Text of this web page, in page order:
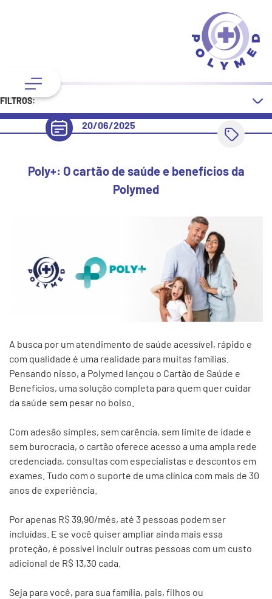
FILTROS:
20/06/2025
Poly+: O cartão de saúde e benefícios da
Polymed
A busca por um atendimento de saúde acessível, rápido e
com qualidade é uma realidade para muitas famílias.
Pensando nisso, a Polymed lançou o Cartão de Saúde e
Benefícios, uma solução completa para quem quer cuidar
da saúde sem pesar no bolso.
Com adesão simples, sem carência, sem limite de idade e
sem burocracia, o cartão oferece acesso a uma ampla rede
credenciada, consultas com especialistas e descontos em
exames. Tudo com o suporte de uma clínica com mais de 30
anos de experiência.
Por apenas R$ 39,90/mês, até 3 pessoas podem ser
incluídas. E se você quiser ampliar ainda mais essa
proteção, é possível incluir outras pessoas com um custo
adicional de R$ 13,30 cada.
Seja para você, para sua família, pais, filhos ou